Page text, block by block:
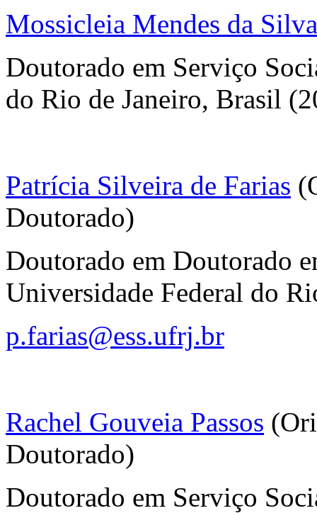
Mossicleia Mendes da Silva
Doutorado em Serviço
do Rio de Janeiro, Brasil
Patrícia Silveira de Farias
Doutorado)
Doutorado em Doutorado
Universidade Federal do
p.farias@ess.ufrj.br
Rachel Gouveia Passos
Doutorado)
Doutorado em Serviço